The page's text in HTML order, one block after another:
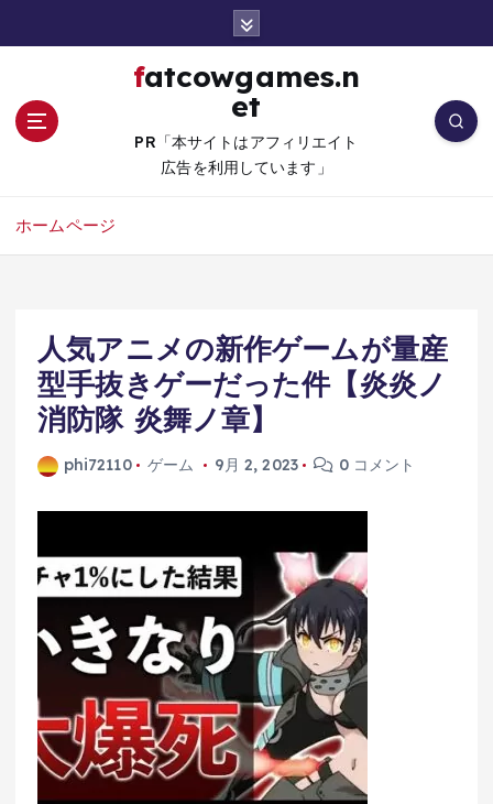
fatcowgames.n
et
PR「本サイトはアフィリエイト
広告を利用しています」
ホームページ
人気アニメの新作ゲームが量産
型手抜きゲーだった件【炎炎ノ
消防隊 炎舞ノ章】
phi72110 ゲーム 9月 2, 2023 0 コメント